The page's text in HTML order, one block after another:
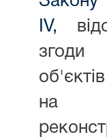
ІV,
згоди
на